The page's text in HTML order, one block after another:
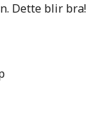
Dette blir bra!